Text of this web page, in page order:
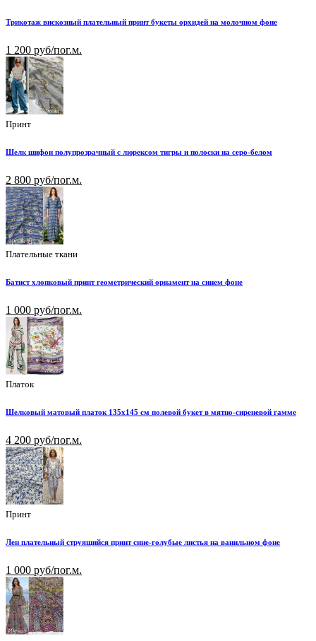
Трикотаж вискозный плательный принт букеты орхидей на молочном фоне
1 200 руб/пог.м.
Принт
Шелк шифон полупрозрачный с люрексом тигры и полоски на серо-белом
2 800 руб/пог.м.
Плательные ткани
Батист хлопковый принт геометрический орнамент на синем фоне
1 000 руб/пог.м.
Платок
Шелковый матовый платок 135х145 см полевой букет в мятно-сиреневой гамме
4 200 руб/пог.м.
Принт
Лен плательный струящийся принт сине-голубые листья на ванильном фоне
1 000 руб/пог.м.